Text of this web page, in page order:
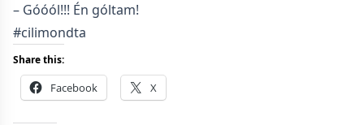
– Góóól!!! Én góltam!
#cilimondta
Share this:
Facebook X